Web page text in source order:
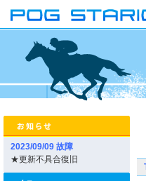
2023/09/09 故障
★更新不具合復旧